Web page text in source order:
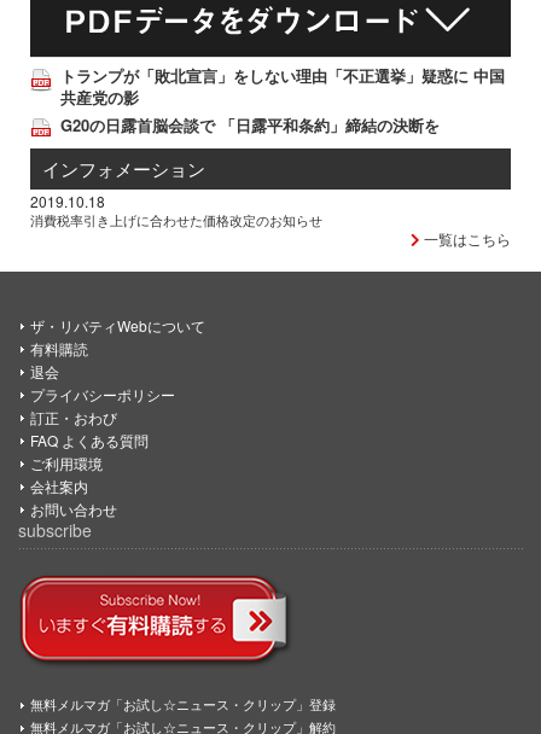
トランプが「敗北宣言」をしない理由「不正選挙」疑惑に 中国
共産党の影
G20の日露首脳会談で 「日露平和条約」締結の決断を
インフォメーション
2019.10.18
消費税率引き上げに合わせた価格改定のお知らせ
一覧はこちら
ザ・リバティWebについて
有料購読
退会
プライバシーポリシー
訂正・おわび
FAQ よくある質問
ご利用環境
会社案内
お問い合わせ
subscribe
無料メルマガ「お試し☆ニュース・クリップ」登録
無料メルマガ「お試し☆ニュース・クリップ」解約